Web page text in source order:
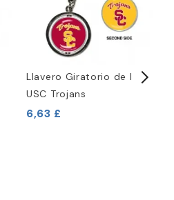
Llavero Giratorio de los
USC Trojans
6,63 £